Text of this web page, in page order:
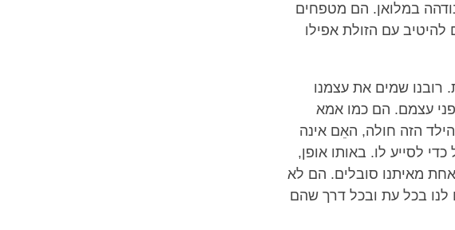
במלואן. הם מטפחים
להיטיב עם הזולת אפילו
רובנו שמים את עצמנו
עצמם. הם כמו אמא
הזה חולה, האֵם אינה
לסייע לו. באותו אופן,
מאיתנו סובלים. הם לא
לנו בכל עת ובכל דרך שהם